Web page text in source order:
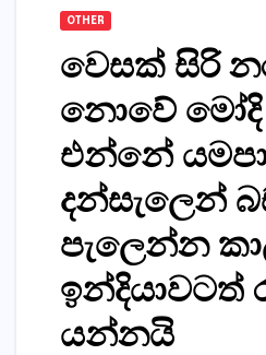
OTHER
වෙසක්‌ සිරි
නොවේ මෝදි
එන්නේ
දන්සැලෙන්
පැලෙන්න
ඉන්දියාවටත්
යන්නයි